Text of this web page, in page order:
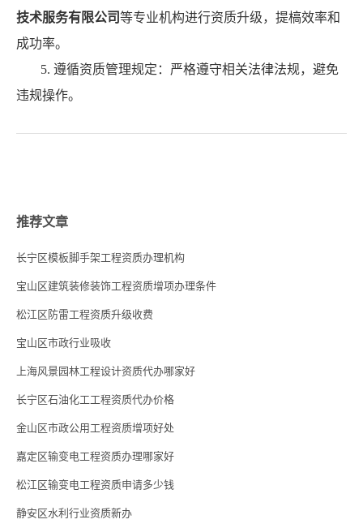
技术服务有限公司等专业机构进行资质升级，提槁效率和
成功率。
5. 遵循资质管理规定：严格遵守相关法律法规，避免
违规操作。
推荐文章
长宁区模板脚手架工程资质办理机构
宝山区建筑装修装饰工程资质增项办理条件
松江区防雷工程资质升级收费
宝山区市政行业吸收
上海风景园林工程设计资质代办哪家好
长宁区石油化工工程资质代办价格
金山区市政公用工程资质增项好处
嘉定区输变电工程资质办理哪家好
松江区输变电工程资质申请多少钱
静安区水利行业资质新办